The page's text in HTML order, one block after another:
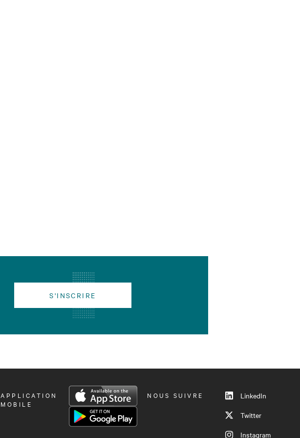
S'INSCRIRE
OUVRIR
LE
APPLICATION
MOBILE
NOUS SUIVRE
LinkedIn
Twitter
Instagram